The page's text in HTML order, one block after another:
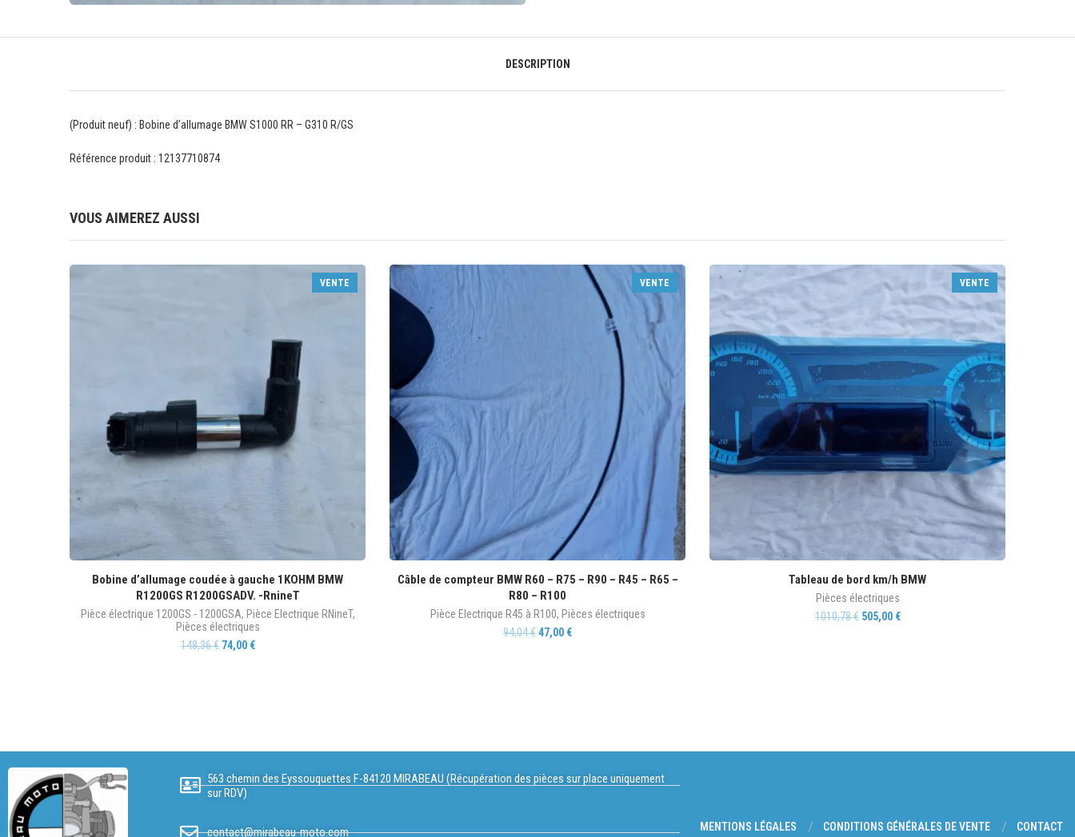
DESCRIPTION
(Produit neuf) : Bobine d’allumage BMW S1000 RR – G310 R/GS
Référence produit : 12137710874
VOUS AIMEREZ AUSSI
VENTE
Bobine d’allumage coudée à gauche 1KOHM BMW
R1200GS R1200GSADV. -RnineT
Pièce électrique 1200GS - 1200GSA, Pièce Electrique RNineT,
Pièces électriques
148,36€ 74,00 €
VENTE
Câble de compteur BMW R60 – R75 – R90 – R45 – R65 –
R80 – R100
Pièce Electrique R45 à R100, Pièces électriques
94,04€47,00 €
VENTE
Tableau de bord km/h BMW
Pièces électriques
1010,78€ 505,00 €
563 chemin des Eyssouquettes F-84120 MIRABEAU (Récupération des pièces sur place uniquement
sur RDV)
contact@mirabeau-moto.com MENTIONS LÉGALES CONDITIONS GÉNÉRALES DE VENTE CONTACT